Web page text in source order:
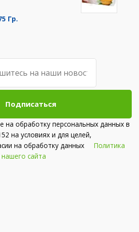
Гр.
Подписаться
на обработку персональных данных в
на условиях и для целей,
на обработку данных Политика
сайта